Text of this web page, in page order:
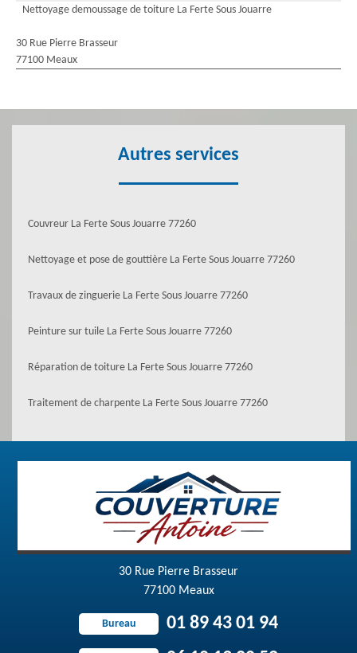
Nettoyage demoussage de toiture La Ferte Sous Jouarre
30 Rue Pierre Brasseur
77100 Meaux
Autres services
Couvreur La Ferte Sous Jouarre 77260
Nettoyage et pose de gouttière La Ferte Sous Jouarre 77260
Travaux de zinguerie La Ferte Sous Jouarre 77260
Peinture sur tuile La Ferte Sous Jouarre 77260
Réparation de toiture La Ferte Sous Jouarre 77260
Traitement de charpente La Ferte Sous Jouarre 77260
30 Rue Pierre Brasseur
77100 Meaux
Bureau 01 89 43 01 94